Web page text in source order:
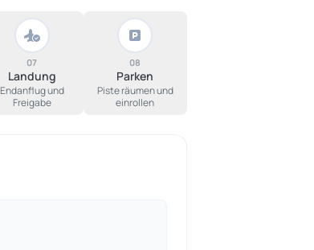
07
Landung
Endanflug und
Freigabe
08
Parken
Piste räumen und
einrollen